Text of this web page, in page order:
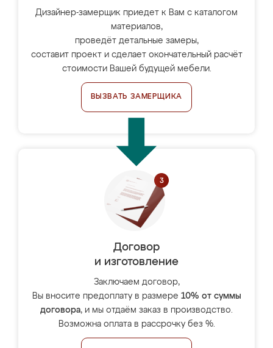
Дизайнер-замерщик приедет к Вам с каталогом
материалов,
проведёт детальные замеры,
составит проект и сделает окончательный расчёт
стоимости Вашей будущей мебели.
ВЫЗВАТЬ ЗАМЕРЩИКА
Договор
и изготовление
Заключаем договор,
Вы вносите предоплату в размере 10% от суммы
договора, и мы отдаём заказ в производство.
Возможна оплата в рассрочку без %.